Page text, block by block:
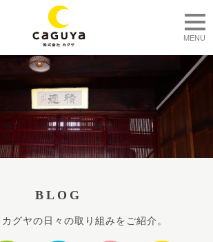
MENU
BLOG
グヤの日々の取り組みをご紹介。